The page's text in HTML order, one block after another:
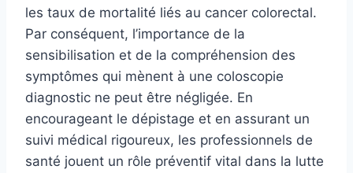
les taux de mortalité liés au cancer colorectal.
Par conséquent, l’importance de la
sensibilisation et de la compréhension des
symptômes qui mènent à une coloscopie
diagnostic ne peut être négligée. En
encourageant le dépistage et en assurant un
suivi médical rigoureux, les professionnels de
santé jouent un rôle préventif vital dans la lutte